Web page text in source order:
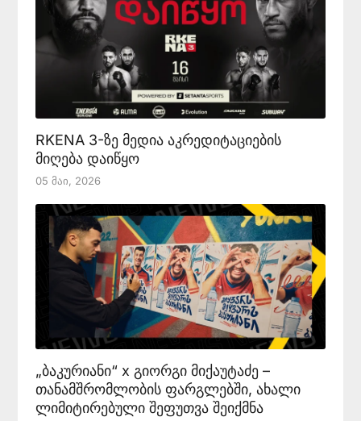
RKENA 3-ზე მედია აკრედიტაციების
მიღება დაიწყო
05 Მაი, 2026
„ბაკურიანი“ x გიორგი მიქაუტაძე –
თანამშრომლობის ფარგლებში, ახალი
ლიმიტირებული შეფუთვა შეიქმნა